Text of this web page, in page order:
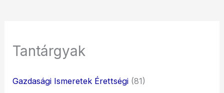
Tantárgyak
Gazdasági Ismeretek Érettségi (81)